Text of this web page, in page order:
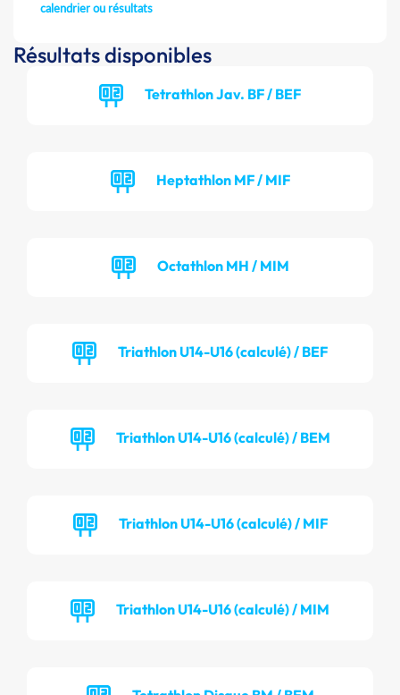
calendrier ou résultats
Résultats disponibles
Tetrathlon Jav. BF / BEF
Heptathlon MF / MIF
Octathlon MH / MIM
Triathlon U14-U16 (calculé) / BEF
Triathlon U14-U16 (calculé) / BEM
Triathlon U14-U16 (calculé) / MIF
Triathlon U14-U16 (calculé) / MIM